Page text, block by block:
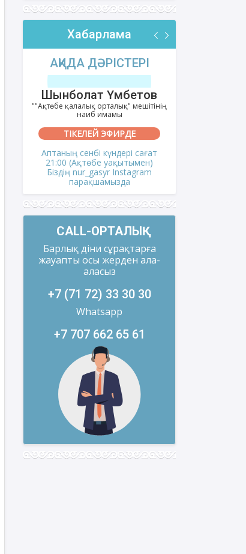
Хабарлама
АҚИДА ДӘРІСТЕРІ
Шынболат Үмбетов
""Ақтөбе қалалық орталық" мешітінің
наиб имамы
ТІКЕЛЕЙ ЭФИРДЕ
Аптаның сенбі күндері сағат
21:00 (Ақтөбе уақытымен)
Біздің nur_gasyr Instagram
парақшамызда
CALL-ОРТАЛЫҚ
Барлық діни сұрақтарға
жауапты осы жерден ала-
аласыз
+7 (71 72) 33 30 30
Whatsapp
+7 707 662 65 61